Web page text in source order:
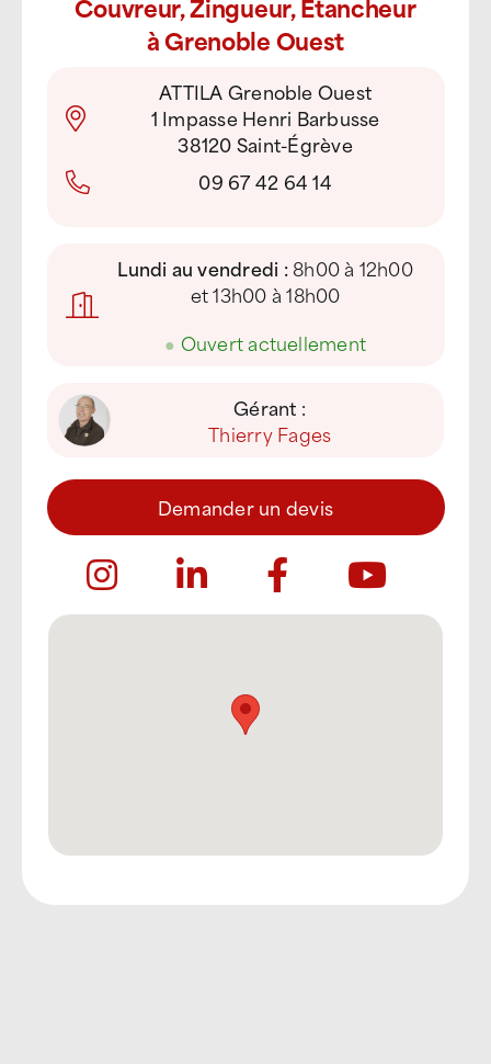
à Grenoble Ouest
ATTILA Grenoble Ouest
1 Impasse Henri Barbusse
38120 Saint-Égrève
09 67 42 64 14
Lundi au vendredi :8h00 à 12h00
et 13h00 à 18h00
● Ouvert actuellement
Gérant :
Thierry Fages
Demander un devis